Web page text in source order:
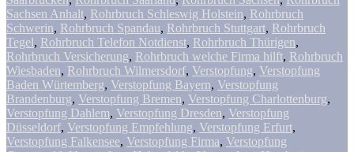
Sachsen Anhalt, Rohrbruch Schleswig Holstein, Rohrbruch
Schwerin, Rohrbruch Spandau, Rohrbruch Stuttgart, Rohrbruch
Tegel, Rohrbruch Telefon Notdienst, Rohrbruch Thürigen,
Rohrbruch Versicherung, Rohrbruch welche Firma hilft, Rohrbruch
Wiesbaden, Rohrbruch Wilmersdorf, Verstopfung, Verstopfung
Baden Würtemberg, Verstopfung Bayern, Verstopfung
Brandenburg, Verstopfung Bremen, Verstopfung Charlottenburg,
Verstopfung Dahlem, Verstopfung Dresden, Verstopfung
Düsseldorf, Verstopfung Empfehlung, Verstopfung Erfurt,
Verstopfung Falkensee, Verstopfung Firma, Verstopfung